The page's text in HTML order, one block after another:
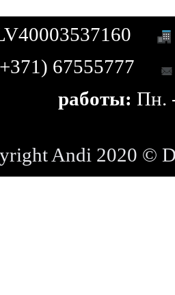
67555777
работы: Пн.
Andi 2020 ©